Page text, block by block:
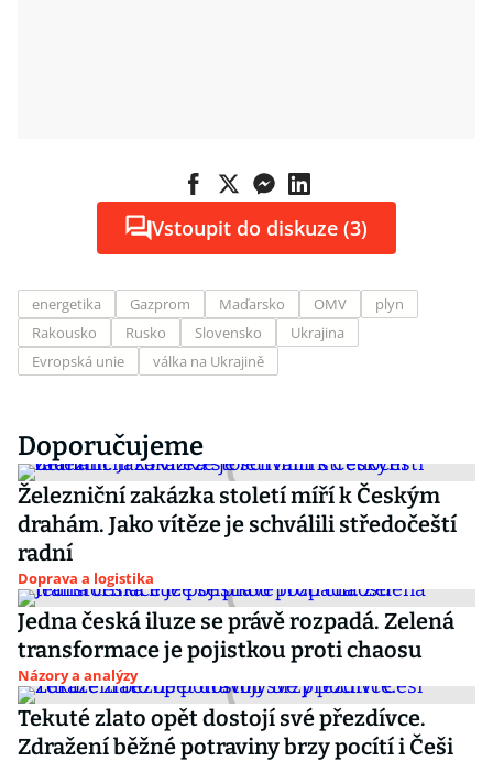
Vstoupit do diskuze (3)
energetika Gazprom Maďarsko OMV
plyn
Rakousko
Rusko Slovensko
Ukrajina
Evropská unie
válka na Ukrajině
Doporučujeme
Železniční zakázka století míří k Českým
drahám. Jako vítěze je schválili středočeští
radní
Doprava a logistika
Jedna česká iluze se právě rozpadá. Zelená
transformace je pojistkou proti chaosu
Názory a analýzy
Tekuté zlato opět dostojí své přezdívce.
Zdražení běžné potraviny brzy pocítí i Češi